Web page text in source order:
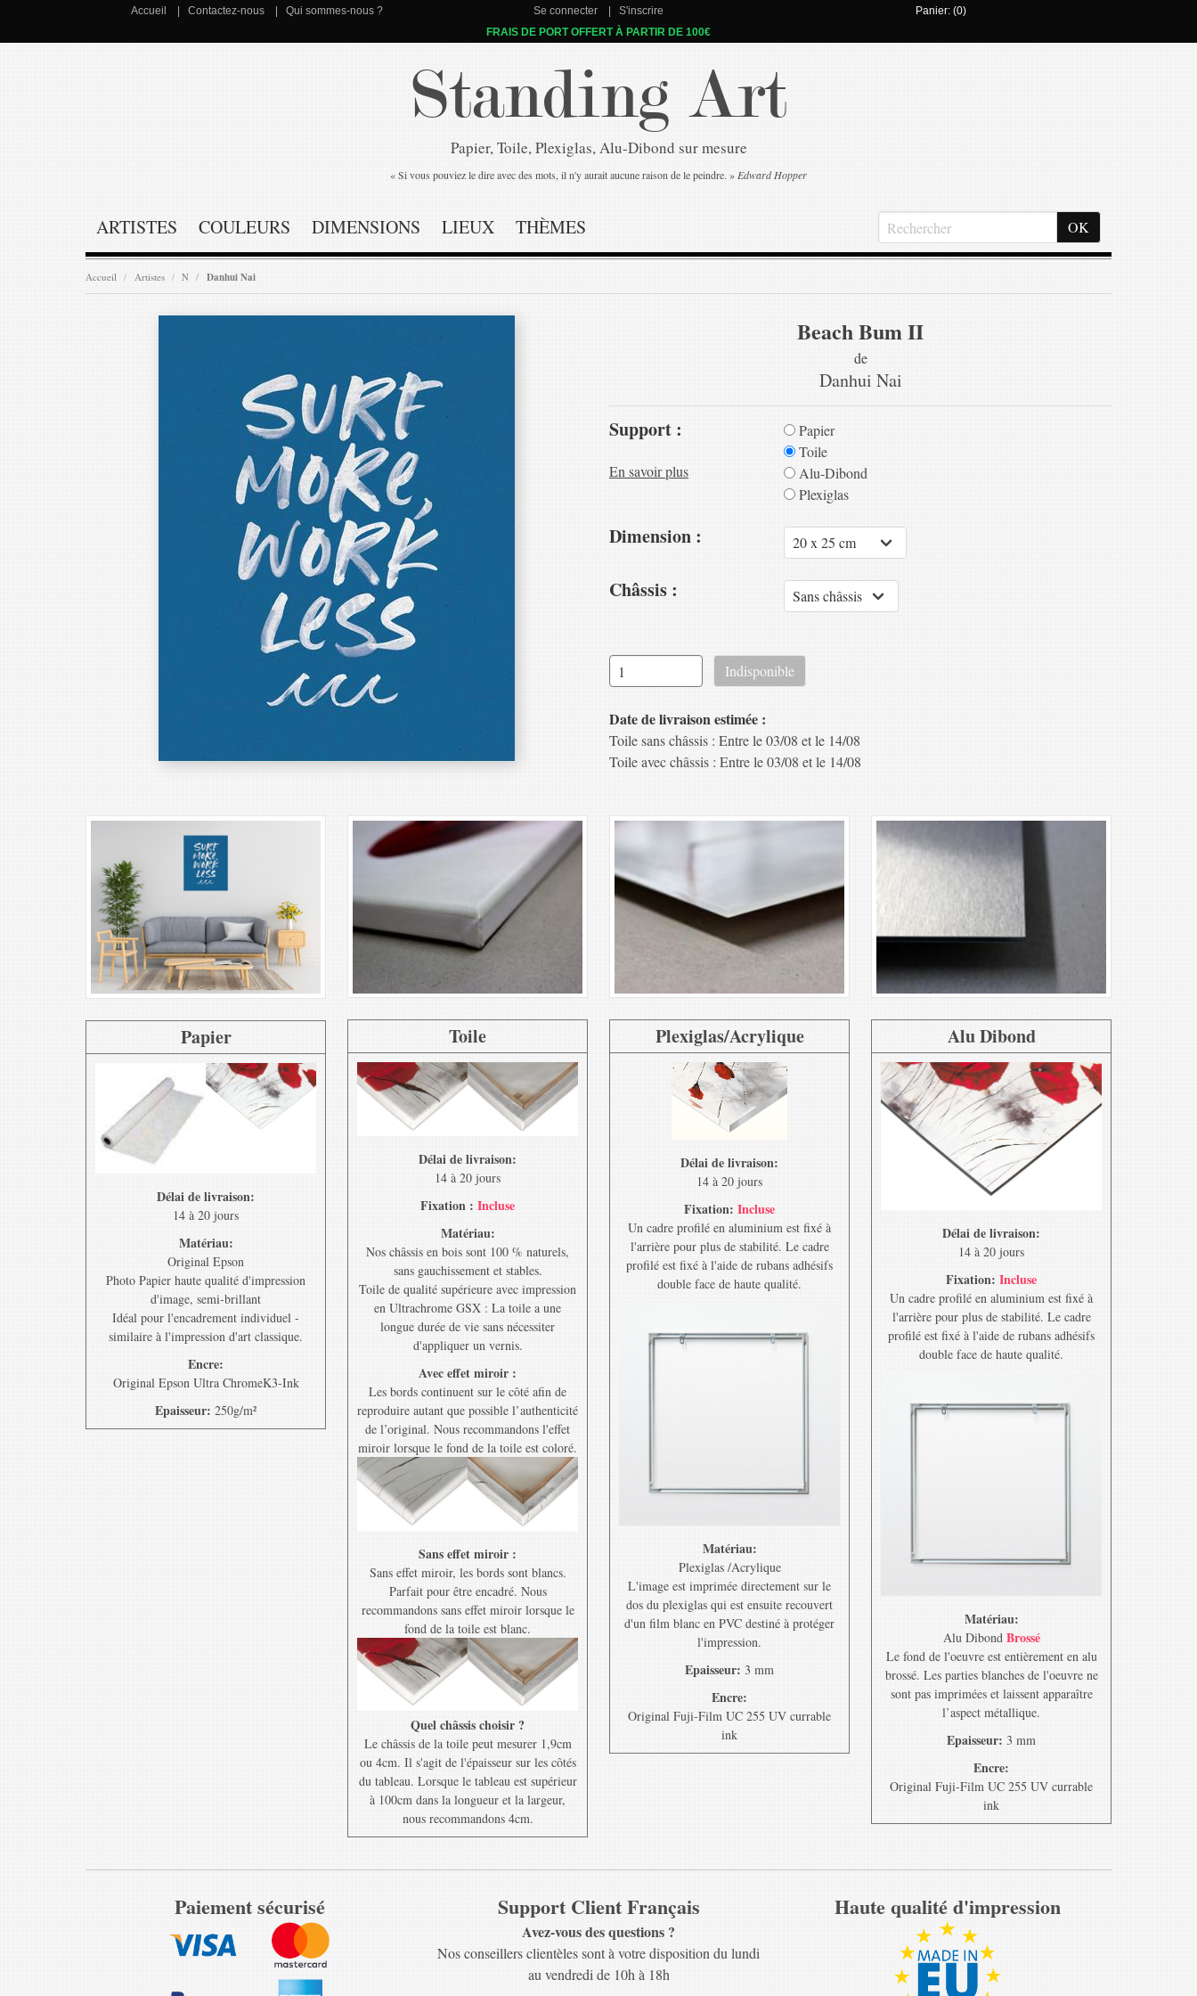
Accueil Contactez-nous Qui sommes-nous ? Se connecter S'inscrire
Panier: (0)
FRAIS DE PORT OFFERT À PARTIR DE 100€
Standing Art
Papier, Toile, Plexiglas, Alu-Dibond sur mesure
« Si vous pouviez le dire avec des mots, il n'y aurait aucune raison de le peindre. » Edward Hopper
ARTISTES COULEURS DIMENSIONS LIEUX THÈMES
Accueil Artistes N Danhui Nai
Beach Bum II
de
Danhui Nai
Support :
En savoir plus
Papier
Toile
Alu-Dibond
Plexiglas
Dimension :
Châssis :
Date de livraison estimée :
Toile sans châssis : Entre le 03/08 et le 14/08
Toile avec châssis : Entre le 03/08 et le 14/08
Papier
Délai de livraison:
14 à 20 jours
Matériau:
Original Epson
Photo Papier haute qualité d'impression
d'image, semi-brillant
Idéal pour l'encadrement individuel -
similaire à l'impression d'art classique.
Encre:
Original Epson Ultra ChromeK3-Ink
Epaisseur: 250g/m²
Toile
Délai de livraison:
14 à 20 jours
Fixation : Incluse
Matériau:
Nos châssis en bois sont 100 % naturels,
sans gauchissement et stables.
Toile de qualité supérieure avec impression
en Ultrachrome GSX : La toile a une
longue durée de vie sans nécessiter
d'appliquer un vernis.
Avec effet miroir :
Les bords continuent sur le côté afin de
reproduire autant que possible l’authenticité
de l’original. Nous recommandons l'effet
miroir lorsque le fond de la toile est coloré.
Sans effet miroir :
Sans effet miroir, les bords sont blancs.
Parfait pour être encadré. Nous
recommandons sans effet miroir lorsque le
fond de la toile est blanc.
Quel châssis choisir ?
Le châssis de la toile peut mesurer 1,9cm
ou 4cm. Il s'agit de l'épaisseur sur les côtés
du tableau. Lorsque le tableau est supérieur
à 100cm dans la longueur et la largeur,
nous recommandons 4cm.
Plexiglas/Acrylique
Délai de livraison:
14 à 20 jours
Fixation: Incluse
Un cadre profilé en aluminium est fixé à
l'arrière pour plus de stabilité. Le cadre
profilé est fixé à l'aide de rubans adhésifs
double face de haute qualité.
Matériau:
Plexiglas /Acrylique
L'image est imprimée directement sur le
dos du plexiglas qui est ensuite recouvert
d'un film blanc en PVC destiné à protéger
l'impression.
Epaisseur: 3 mm
Encre:
Original Fuji-Film UC 255 UV currable
ink
Alu Dibond
Délai de livraison:
14 à 20 jours
Fixation: Incluse
Un cadre profilé en aluminium est fixé à
l'arrière pour plus de stabilité. Le cadre
profilé est fixé à l'aide de rubans adhésifs
double face de haute qualité.
Matériau:
Alu Dibond Brossé
Le fond de l'oeuvre est entièrement en alu
brossé. Les parties blanches de l'oeuvre ne
sont pas imprimées et laissent apparaître
l’aspect métallique.
Epaisseur: 3 mm
Encre:
Original Fuji-Film UC 255 UV currable
ink
Paiement sécurisé Support Client Français
Avez-vous des questions ?
Nos conseillers clientèles sont à votre disposition du lundi
au vendredi de 10h à 18h
Haute qualité d'impression